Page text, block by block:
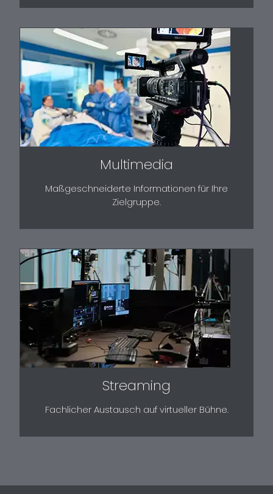
Multimedia
Maßgeschneiderte Informationen für Ihre
Zielgruppe.
Streaming
Fachlicher Austausch auf virtueller Bühne.